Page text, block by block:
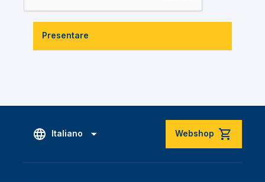
Presentare
Italiano Webshop